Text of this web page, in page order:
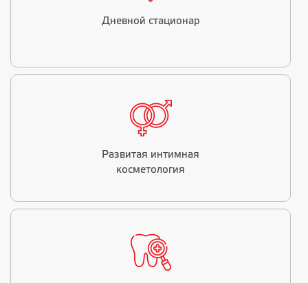
Дневной стационар
Развитая интимная
косметология